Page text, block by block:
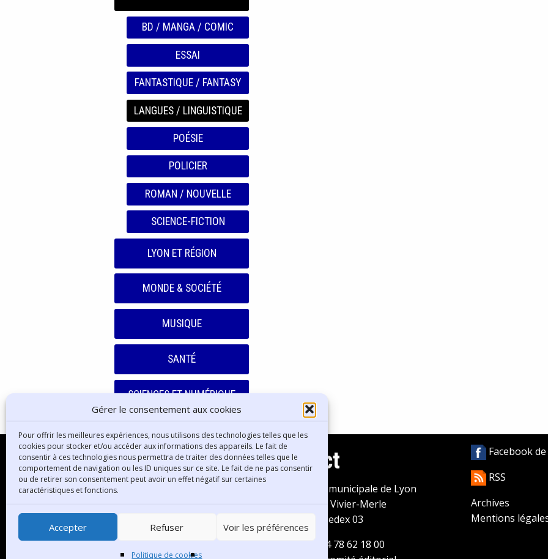
Gérer le consentement aux cookies
Pour offrir les meilleures expériences, nous utilisons des technologies telles que les
cookies pour stocker et/ou accéder aux informations des appareils. Le fait de
consentir à ces technologies nous permettra de traiter des données telles que le
comportement de navigation ou les ID uniques sur ce site. Le fait de ne pas consentir
ou de retirer son consentement peut avoir un effet négatif sur certaines
caractéristiques et fonctions.
Accepter Refuser Voir les préférences
Politique de cookies
BD / MANGA / COMIC
ESSAI
FANTASTIQUE / FANTASY
LANGUES / LINGUISTIQUE
POÉSIE
POLICIER
ROMAN / NOUVELLE
SCIENCE-FICTION
LYON ET RÉGION
MONDE & SOCIÉTÉ
MUSIQUE
SANTÉ
SCIENCES ET NUMÉRIQUE
Contact
Bibliothèque municipale de Lyon
30 Boulevard Vivier-Merle
69431 Lyon Cedex 03
04 78 62 18 00
Facebook
RSS
Archives
Mentions